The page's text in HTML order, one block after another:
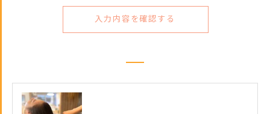
個人情報の開示･訂正･削除・利用停止の具体的手続